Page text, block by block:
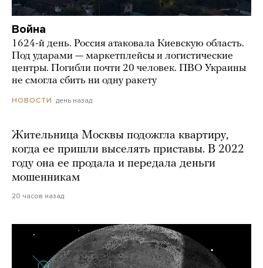
Война
1624-й день. Россия атаковала Киевскую область.
Под ударами — маркетплейсы и логистические
центры. Погибли почти 20 человек. ПВО Украины
не смогла сбить ни одну ракету
НОВОСТИ день назад
Жительница Москвы подожгла квартиру,
когда ее пришли выселять приставы. В 2022
году она ее продала и передала деньги
мошенникам
20 часов назад